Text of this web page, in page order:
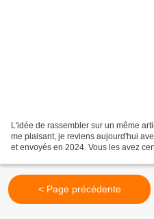
L'idée de rassembler sur un même
me plaisant, je reviens aujourd'hui
et envoyés en 2024. Vous les avez
< Page précédente